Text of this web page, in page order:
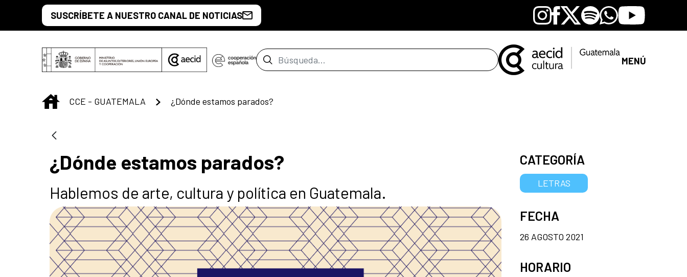
Saltar al contenido principal
SUSCRÍBETE A NUESTRO CANAL DE NOTICIAS Instagram
Facebook
X SpotifyWhatsapp
Youtube
Barra de búsqueda MENÚ
INICIO
CCE - GUATEMALA ¿Dónde estamos parados?
¿Dónde estamos parados?
Hablemos de arte, cultura y política en Guatemala.
CATEGORÍA
LETRAS
FECHA
26 AGOSTO 2021
HORARIO